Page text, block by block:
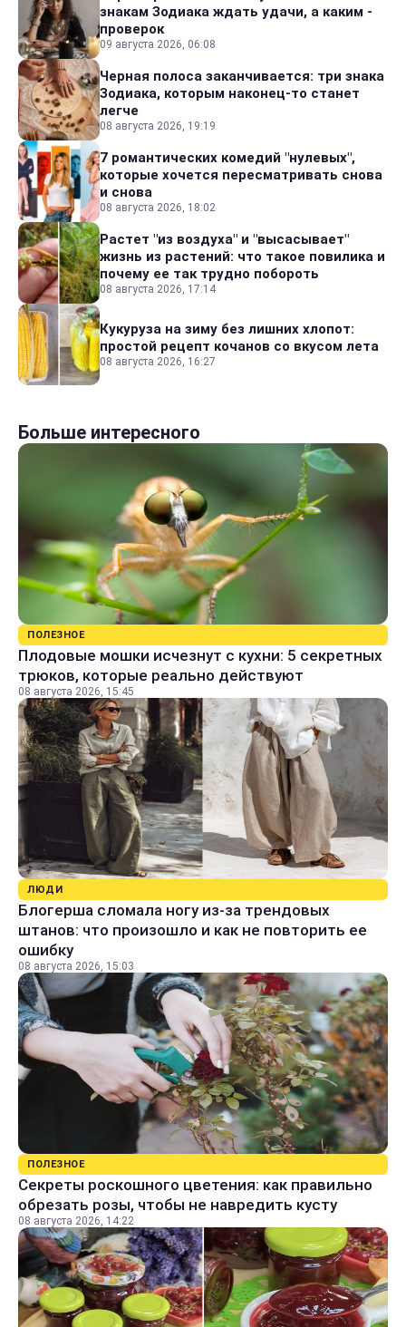
знакам Зодиака ждать удачи, а каким -
проверок
09 августа 2026, 06:08
Черная полоса заканчивается: три знака
Зодиака, которым наконец-то станет
легче
08 августа 2026, 19:19
7 романтических комедий "нулевых",
которые хочется пересматривать снова
и снова
08 августа 2026, 18:02
Растет "из воздуха" и "высасывает"
жизнь из растений: что такое повилика и
почему ее так трудно побороть
08 августа 2026, 17:14
Кукуруза на зиму без лишних хлопот:
простой рецепт кочанов со вкусом лета
08 августа 2026, 16:27
Больше интересного
ПОЛЕЗНОЕ
Плодовые мошки исчезнут с кухни: 5 секретных
трюков, которые реально действуют
08 августа 2026, 15:45
ЛЮДИ
Блогерша сломала ногу из-за трендовых
штанов: что произошло и как не повторить ее
ошибку
08 августа 2026, 15:03
ПОЛЕЗНОЕ
Секреты роскошного цветения: как правильно
обрезать розы, чтобы не навредить кусту
08 августа 2026, 14:22